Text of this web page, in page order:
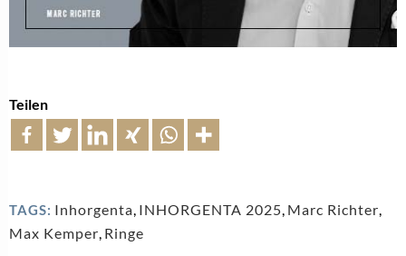
Teilen
TAGS: Inhorgenta, INHORGENTA 2025, Marc Richter,
Max Kemper, Ringe